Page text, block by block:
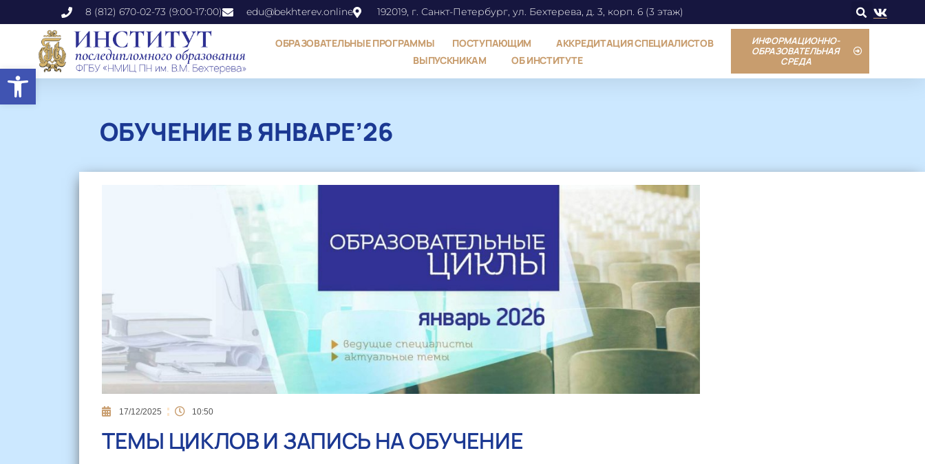
Открыть панель инструментов
8 (812) 670-02-73 (9:00-17:00) edu@bekhterev.online 192019, г. Санкт-Петербург, ул. Бехтерева, д. 3, корп. 6 (3 этаж)
ОБРАЗОВАТЕЛЬНЫЕ ПРОГРАММЫ ПОСТУПАЮЩИМ
АККРЕДИТАЦИЯ СПЕЦИАЛИСТОВ
ВЫПУСКНИКАМ
ОБ ИНСТИТУТЕ
ИНФОРМАЦИОННО-
ОБРАЗОВАТЕЛЬНАЯ
СРЕДА
ОБУЧЕНИЕ В ЯНВАРЕ’26
17/12/2025 10:50
ТЕМЫ ЦИКЛОВ И ЗАПИСЬ НА ОБУЧЕНИЕ